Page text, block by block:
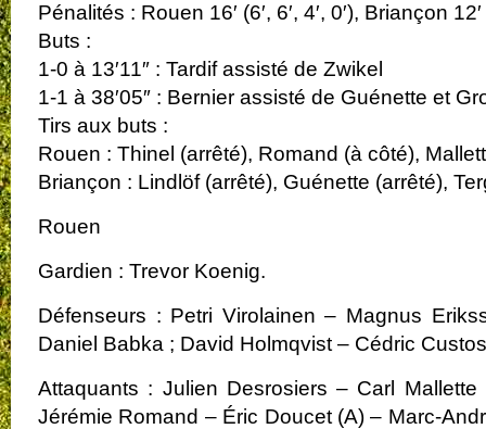
Pénalités : Rouen 16′ (6′, 6′, 4′, 0′), Briançon 12′
Buts :
1-0 à 13′11″ : Tardif assisté de Zwikel
1-1 à 38′05″ : Bernier assisté de Guénette et
Tirs aux buts :
Rouen : Thinel (arrêté), Romand (à côté),
Briançon : Lindlöf (arrêté), Guénette (arrêté),
Rouen
Gardien : Trevor Koenig.
Défenseurs : Petri Virolainen – Magnus
Daniel Babka ; David Holmqvist – Cédric
Attaquants : Julien Desrosiers – Carl
Jérémie Romand – Éric Doucet (A) – Marc-